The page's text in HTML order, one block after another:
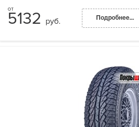
5132 руб. Подробнее...